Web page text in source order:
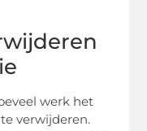
werk het
verwijderen.